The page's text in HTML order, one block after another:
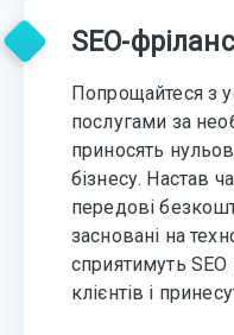
SEO-
Попрощайтеся з
послугами за
приносять
бізнесу. Настав
передові
засновані на
сприятимуть
клієнтів і